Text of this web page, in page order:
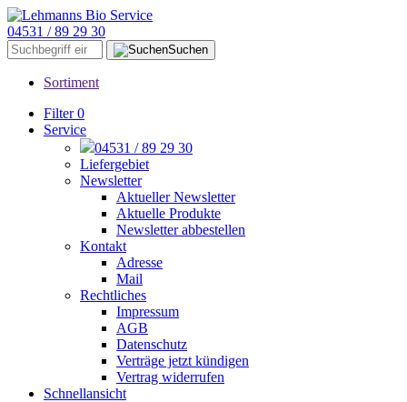
04531 / 89 29 30
Suchen
Sortiment
Filter 0
Service
04531 / 89 29 30
Liefergebiet
Newsletter
Aktueller Newsletter
Aktuelle Produkte
Newsletter abbestellen
Kontakt
Adresse
Mail
Rechtliches
Impressum
AGB
Datenschutz
Verträge jetzt kündigen
Vertrag widerrufen
Schnellansicht